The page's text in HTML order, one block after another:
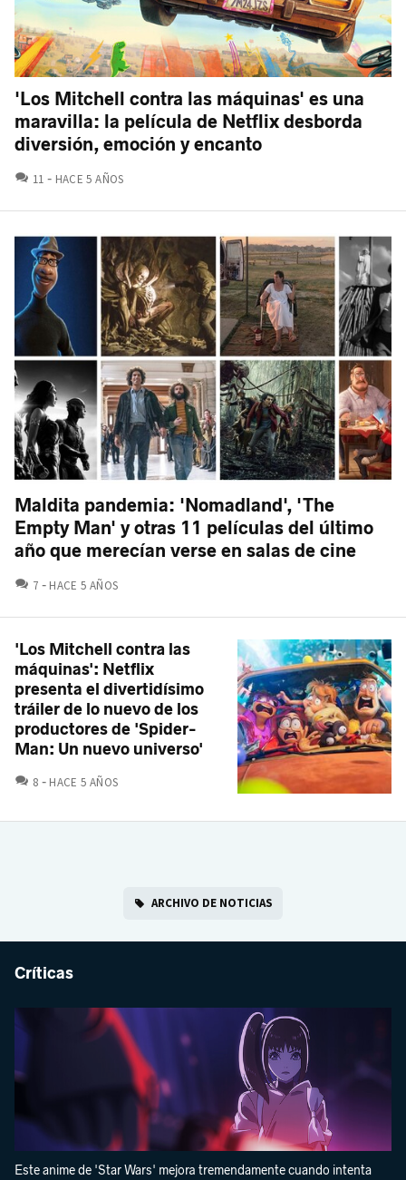
'Los Mitchell contra las máquinas' es una
maravilla: la película de Netflix desborda
diversión, emoción y encanto
11 COMENTARIOS
HACE 5 AÑOS
Maldita pandemia: 'Nomadland', 'The
Empty Man' y otras 11 películas del último
año que merecían verse en salas de cine
7 COMENTARIOS
HACE 5 AÑOS
'Los Mitchell contra las
máquinas': Netflix
presenta el divertidísimo
tráiler de lo nuevo de los
productores de 'Spider-
Man: Un nuevo universo'
8 COMENTARIOS
HACE 5 AÑOS
ARCHIVO DE NOTICIAS
Críticas
Este anime de 'Star Wars' mejora tremendamente cuando intenta